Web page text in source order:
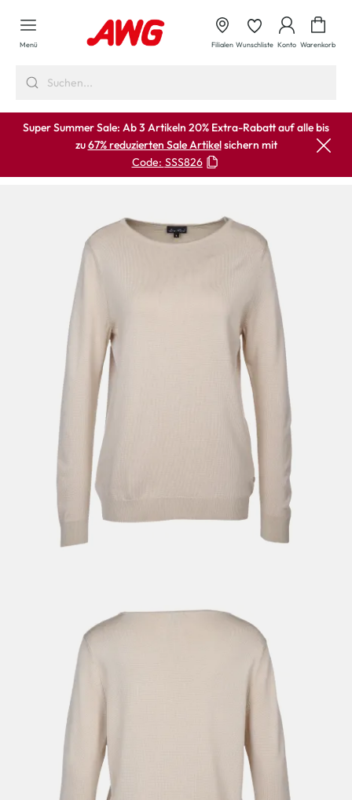
springen
Menü Filialen Wunschliste Konto Warenkorb
Super Summer Sale: Ab 3 Artikeln 20% Extra-Rabatt auf alle bis
zu67% reduzierten Sale Artikelsichern mit
Code: SSS826